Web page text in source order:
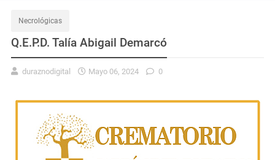
Necrológicas
Q.E.P.D. Talía Abigail Demarcó
duraznodigital Mayo 06, 2024 0